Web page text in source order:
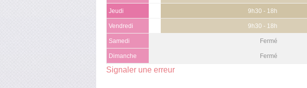
Jeudi 9h30 - 18h
Vendredi 9h30 - 18h
Samedi Fermé
Dimanche Fermé
Signaler une erreur